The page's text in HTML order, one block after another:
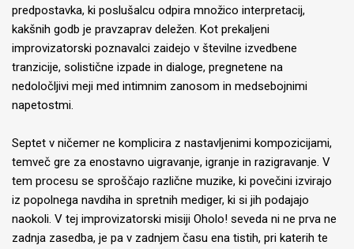
predpostavka, ki poslušalcu odpira množico interpretacij,
kakšnih godb je pravzaprav deležen. Kot prekaljeni
improvizatorski poznavalci zaidejo v številne izvedbene
tranzicije, solistične izpade in dialoge, pregnetene na
nedoločljivi meji med intimnim zanosom in medsebojnimi
napetostmi.
Septet v ničemer ne komplicira z nastavljenimi kompozicijami,
temveč gre za enostavno uigravanje, igranje in razigravanje. V
tem procesu se sproščajo različne muzike, ki povečini izvirajo
iz popolnega navdiha in spretnih mediger, ki si jih podajajo
naokoli. V tej improvizatorski misiji Oholo! seveda ni ne prva ne
zadnja zasedba, je pa v zadnjem času ena tistih, pri katerih te